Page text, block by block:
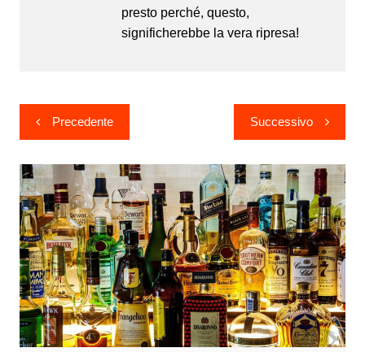
presto perché, questo,
significherebbe la vera ripresa!
Navigazione
articoli
Precedente Successivo